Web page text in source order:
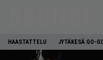
HAASTATTELU JYTÄKESÄ GO-